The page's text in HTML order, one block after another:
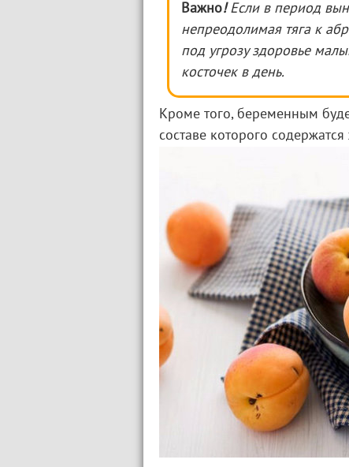
Важно!Если в период
непреодолимая тяга к
под угрозу здоровье
косточек в день.
Кроме того, беременным
составе которого